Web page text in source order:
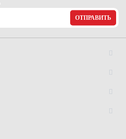
ОТПРАВИТЬ